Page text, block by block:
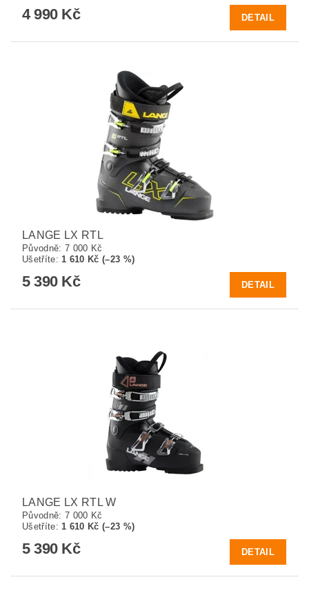
4 990 Kč DETAIL
LANGE LX RTL
Původně: 7 000 Kč
Ušetříte:1 610 Kč (–23 %)
5 390 Kč DETAIL
LANGE LX RTL W
Původně: 7 000 Kč
Ušetříte:1 610 Kč (–23 %)
5 390 Kč DETAIL